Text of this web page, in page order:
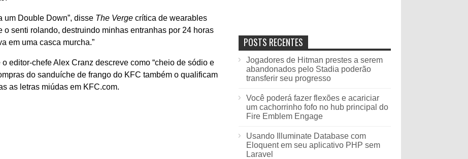
um Double Down”, disse The Verge crítica de wearables
o senti rolando, destruindo minhas entranhas por 24 horas
em uma casca murcha.”
editor-chefe Alex Cranz descreve como “cheio de sódio e
do sanduíche de frango do KFC também o qualificam
as letras miúdas em KFC.com.
POSTS RECENTES
Jogadores de Hitman prestes a serem
abandonados pelo Stadia poderão
transferir seu progresso
Você poderá fazer flexões e acariciar
um cachorrinho fofo no hub principal do
Fire Emblem Engage
Usando Illuminate Database com
Eloquent em seu aplicativo PHP sem
Laravel